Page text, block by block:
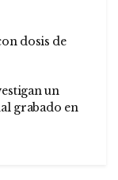
dosis de
un
grabado en